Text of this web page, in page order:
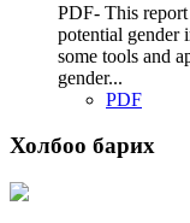
PDF- This
potential gender
some tools and
gender...
PDF
Холбоо барих